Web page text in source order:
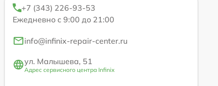
+7 (343) 226-93-53
Ежедневно с 9:00 до 21:00
info@infinix-repair-center.ru
ул. Малышева, 51
Адрес сервисного центра Infinix